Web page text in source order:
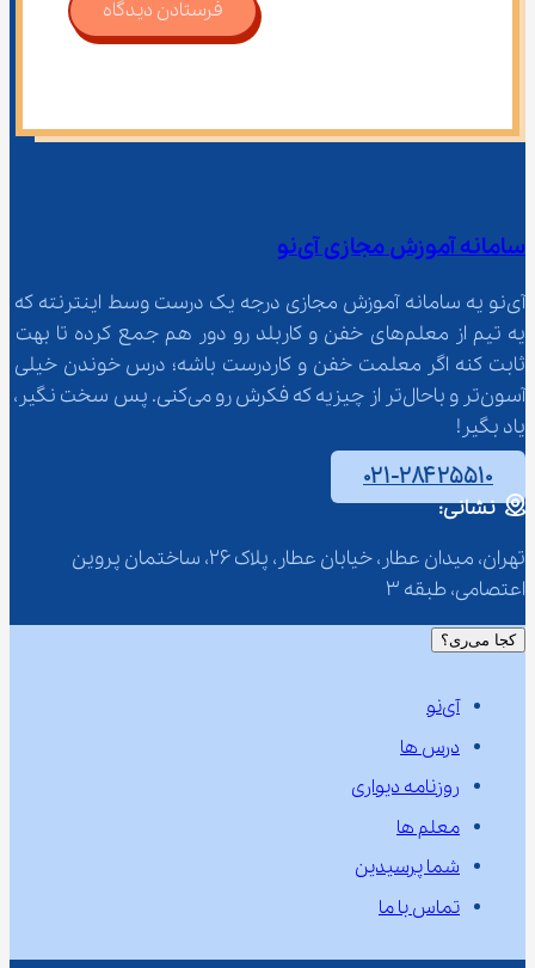
فرستادن دیدگاه
سامانه آموزش مجازی آی‌نو
آی‌نو یه سامانه آموزش مجازی درجه یک درست وسط اینترنته که
یه تیم از معلم‌‌های خفن و کاربلد رو دور هم جمع کرده تا بهت
ثابت کنه اگر معلمت خفن و کاردرست باشه؛ درس خوندن خیلی
آسون‌تر و باحال‌تر از چیزیه که فکرش رو می‌کنی. پس سخت نگیر،
یاد بگیر!
۰۲۱-۲۸۴۲۵۵۱۰
نشانی:
تهران، میدان عطار، خیابان عطار، پلاک 26، ساختمان پروین
اعتصامی، طبقه 3
کجا می‌ری؟
آی‌نو
درس ها
روزنامه دیواری
معلم ها
شما پرسیدین
تماس با ما